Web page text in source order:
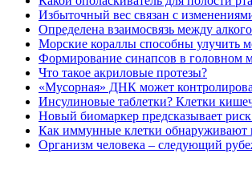
Избыточный вес связан с
Определена взаимосвязь между
Морские кораллы способны улучить
Формирование синапсов в головном
Что такое акриловые протезы?
«Мусорная» ДНК может
Инсулиновые таблетки? Клетки
Новый биомаркер предсказывает
Как иммунные клетки
Организм человека – следующий